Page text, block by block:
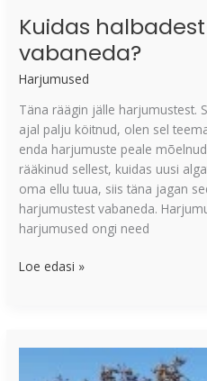
Kuidas
vabaneda?
Harjumused
Täna räägin jälle harjumustest.
ajal palju köitnud, olen sel
enda harjumuste peale
rääkinud sellest, kuidas uusi
oma ellu tuua, siis täna jagan
harjumustest vabaneda.
harjumused ongi need
Loe edasi »